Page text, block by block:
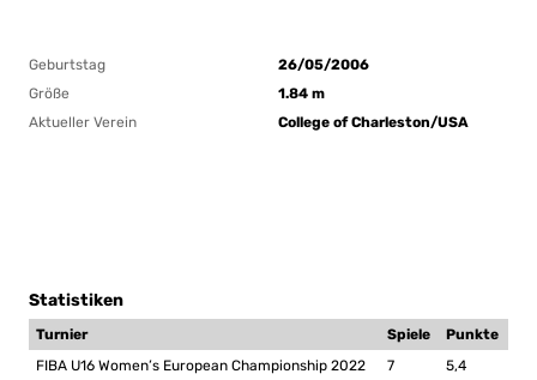
Geburtstag
26/05/2006
Größe
1.84 m
Aktueller Verein
College of Charleston/USA
Statistiken
Turnier Spiele
Punkte
FIBA U16 Women’s European Championship 2022
7
5,4